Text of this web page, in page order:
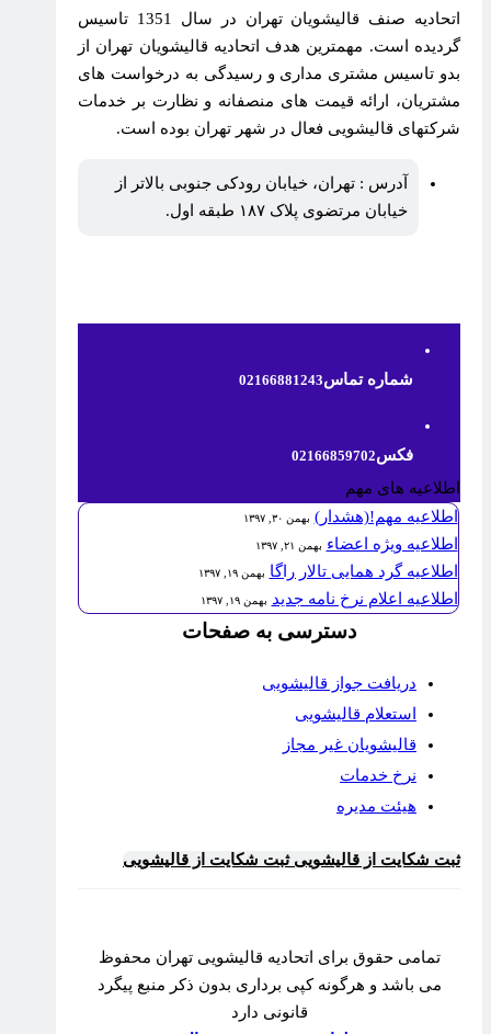
اتحادیه صنف قالیشویان تهران در سال 1351 تاسیس
گردیده است. مهمترین هدف اتحادیه قالیشویان تهران از
بدو تاسیس مشتری مداری و رسیدگی به درخواست های
مشتریان، ارائه قیمت های منصفانه و نظارت بر خدمات
شرکتهای قالیشویی فعال در شهر تهران بوده است.
آدرس : تهران، خیابان رودکی جنوبی بالاتر از
خیابان مرتضوی پلاک ۱۸۷ طبقه اول.
شماره تماس02166881243
فکس02166859702
اطلاعیه های مهم
اطلاعیه مهم!(هشدار) بهمن ۳۰, ۱۳۹۷
اطلاعیه ویژه اعضاء بهمن ۲۱, ۱۳۹۷
اطلاعیه گرد همایی تالار راگا بهمن ۱۹, ۱۳۹۷
اطلاعیه اعلام نرخ نامه جدید بهمن ۱۹, ۱۳۹۷
دسترسی به صفحات
دریافت جواز قالیشویی
استعلام قالیشویی
قالیشویان غیر مجاز
نرخ خدمات
هیئت مدیره
ثبت شکایت از قالیشوییثبت شکایت از قالیشویی
تمامی حقوق برای اتحادیه قالیشویی تهران محفوظ
می باشد و هرگونه کپی برداری بدون ذکر منبع پیگرد
قانونی دارد